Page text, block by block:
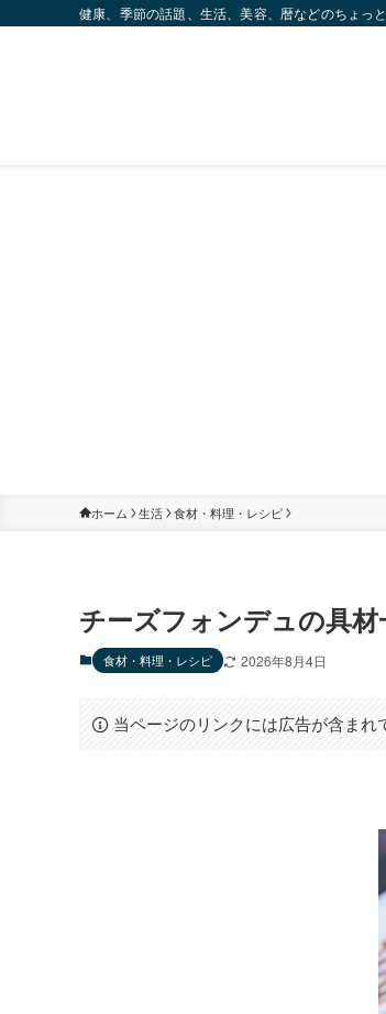
健康、季節の話題、生活、美容、暦などのちょっ
ホーム 生活 食材・料理・レシピ
チーズフォンデュの具
食材・料理・レシピ 2026年8月4日
当ページのリンクには広告が含まれ